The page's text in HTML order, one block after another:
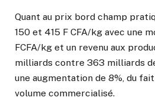
Quant au prix bord champ
150 et 415 F CFA/kg avec une
FCFA/kg et un revenu aux
milliards contre 363 milliards
une augmentation de 8%, du
volume commercialisé.